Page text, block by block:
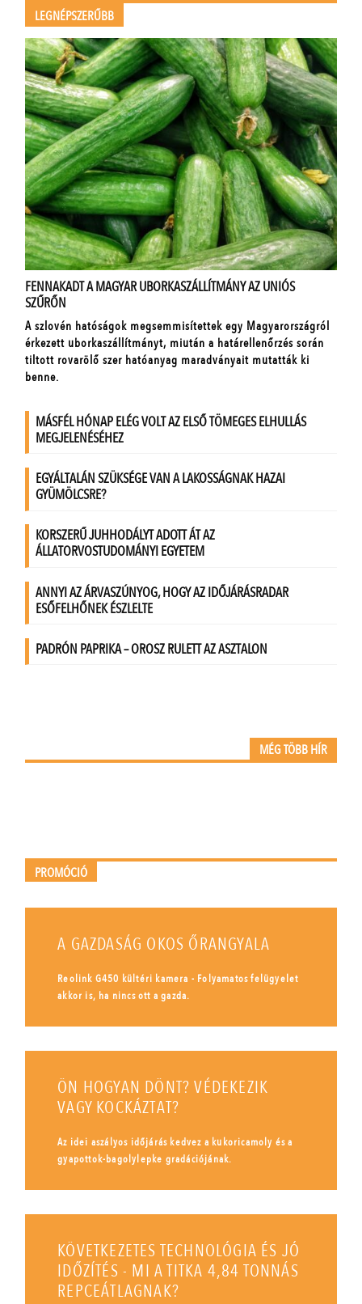
LEGNÉPSZERŰBB
MÉG TÖBB HÍR
PROMÓCIÓ
A GAZDASÁG OKOS ŐRANGYALA
Reolink G450 kültéri kamera - Folyamatos felügyelet
akkor is, ha nincs ott a gazda.
ÖN HOGYAN DÖNT? VÉDEKEZIK
VAGY KOCKÁZTAT?
Az idei aszályos időjárás kedvez a kukoricamoly és a
gyapottok-bagolylepke gradációjának.
KÖVETKEZETES TECHNOLÓGIA ÉS JÓ
IDŐZÍTÉS - MI A TITKA 4,84 TONNÁS
REPCEÁTLAGNAK?